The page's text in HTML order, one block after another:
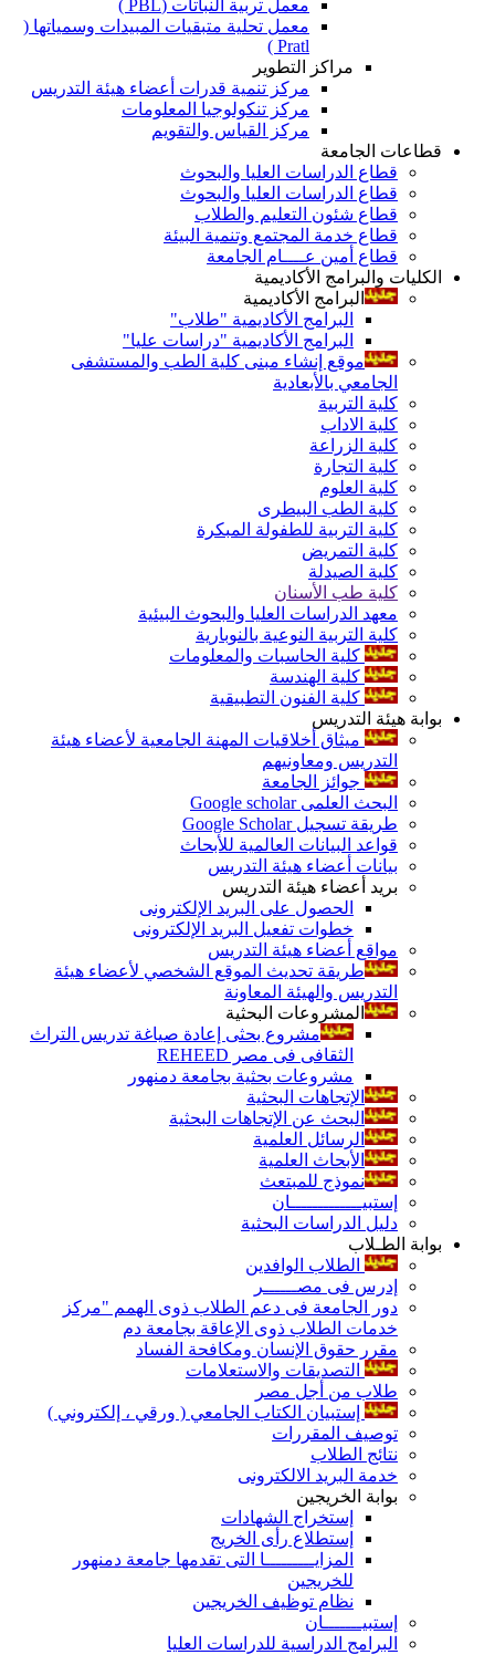
معمل تربية النباتات (PBL )
معمل تحلية متبقيات المبيدات وسمياتها (
Pratl )
مراكز التطوير
مركز تنمية قدرات أعضاء هيئة التدريس
مركز تنكولوجيا المعلومات
مركز القياس والتقويم
قطاعات الجامعة
قطاع الدراسات العليا والبحوث
قطاع الدراسات العليا والبحوث
قطاع شئون التعليم والطلاب
قطاع خدمة المجتمع وتنمية البيئة
قطاع أمين عــــام الجامعة
الكليات والبرامج الأكاديمية
البرامج الأكاديمية
البرامج الأكاديمية "طلاب"
البرامج الأكاديمية "دراسات عليا"
موقع إنشاء مبنى كلية الطب والمستشفى
الجامعي بالأبعادية
كلية التربية
كلية الاداب
كلية الزراعة
كلية التجارة
كلية العلوم
كلية الطب البيطرى
كلية التربية للطفولة المبكرة
كلية التمريض
كلية الصيدلة
كلية طب الأسنان
معهد الدراسات العليا والبحوث البيئية
كلية التربية النوعية بالنوبارية
كلية الحاسبات والمعلومات
كلية الهندسة
كلية الفنون التطبيقية
بوابة هيئة التدريس
ميثاق أخلاقيات المهنة الجامعية لأعضاء هيئة
التدريس ومعاونيهم
جوائز الجامعة
البحث العلمى Google scholar
طريقة تسجيل Google Scholar
قواعد البيانات العالمية للأبحاث
بيانات أعضاء هيئة التدريس
بريد أعضاء هيئة التدريس
الحصول على البريد الإلكترونى
خطوات تفعيل البريد الإلكترونى
مواقع أعضاء هيئة التدريس
طريقة تحديث الموقع الشخصي لأعضاء هيئة
التدريس والهيئة المعاونة
المشروعات البحثية
مشروع بحثى إعادة صياغة تدريس التراث
الثقافى فى مصر REHEED
مشروعات بحثية بجامعة دمنهور
الإتجاهات البحثية
البحث عن الإتجاهات البحثية
الرسائل العلمية
الأبحاث العلمية
نموذج للمبتعث
إستبيـــــــــــــان
دليل الدراسات البحثية
بوابة الطـلاب
الطلاب الوافدين
إدرس فى مصــــــر
دور الجامعة فى دعم الطلاب ذوى الهمم "مركز
خدمات الطلاب ذوى الإعاقة بجامعة دم
مقرر حقوق الإنسان ومكافحة الفساد
التصديقات والاستعلامات
طلاب من أجل مصر
إستبيان الكتاب الجامعي ( ورقي ، إلكتروني )
توصيف المقررات
نتائج الطلاب
خدمة البريد الالكترونى
بوابة الخريجين
إستخراج الشهادات
إستطلاع رأى الخريج
المزايـــــــــا التى تقدمها جامعة دمنهور
للخريجين
نظام توظيف الخريجين
إستبيـــــــان
البرامج الدراسية للدراسات العليا